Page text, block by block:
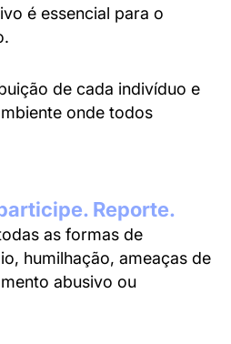
é essencial para o
de cada indivíduo e
onde todos
Reporte.
as formas de
humilhação, ameaças de
abusivo ou